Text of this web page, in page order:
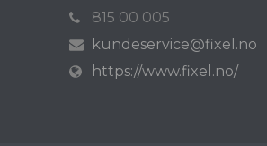
815 00 005
kundeservice@fixel.no
https://www.fixel.no/